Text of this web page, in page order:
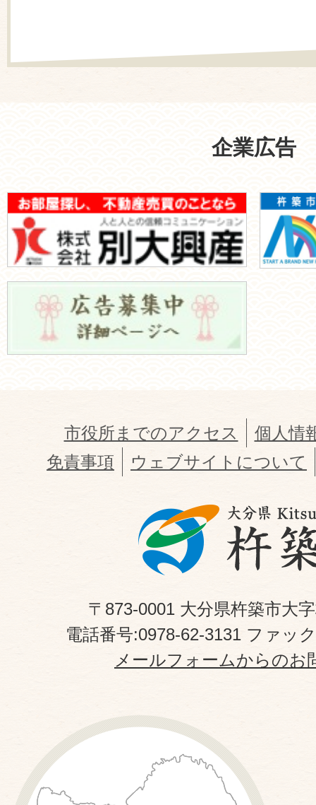
企業広告
市役所までのアクセス
個人情
免責事項
ウェブサイトについて
〒873-0001 大分県杵築市大
電話番号:0978-62-3131 ファッ
メールフォームからのお